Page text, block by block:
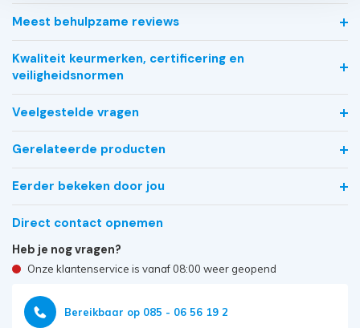
Meest behulpzame reviews
Kwaliteit keurmerken, certificering en
veiligheidsnormen
Veelgestelde vragen
Gerelateerde producten
Eerder bekeken door jou
Direct contact opnemen
Heb je nog vragen?
Onze klantenservice is vanaf 08:00 weer geopend
Bereikbaar op 085 - 06 56 19 2